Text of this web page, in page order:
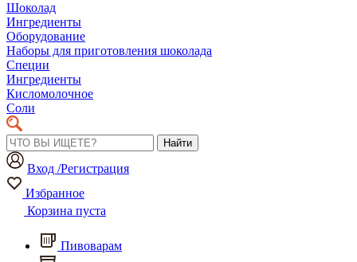
Шоколад
Ингредиенты
Оборудование
Наборы для приготовления шоколада
Специи
Ингредиенты
Кисломолочное
Соли
Найти
Вход /Регистрация
Избранное
Корзина пуста
Пивоварам